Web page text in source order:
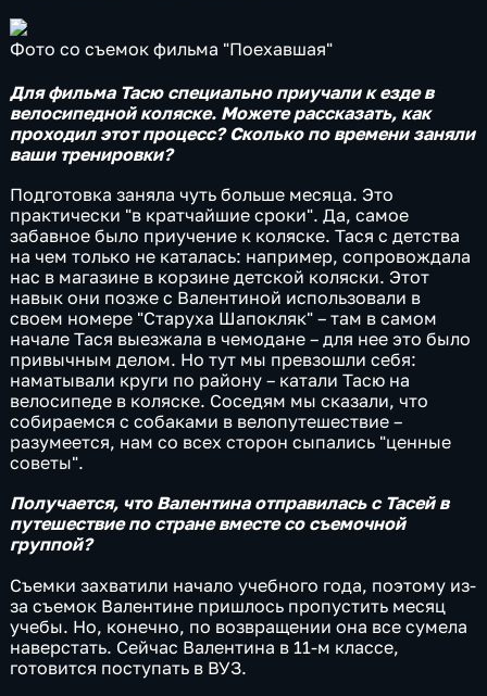
Фото со съемок фильма "Поехавшая"
Для фильма Тасю специально приучали к езде в
велосипедной коляске. Можете рассказать, как
проходил этот процесс? Сколько по времени заняли
ваши тренировки?
Подготовка заняла чуть больше месяца. Это
практически "в кратчайшие сроки". Да, самое
забавное было приучение к коляске. Тася с детства
на чем только не каталась: например, сопровождала
нас в магазине в корзине детской коляски. Этот
навык они позже с Валентиной использовали в
своем номере "Старуха Шапокляк" – там в самом
начале Тася выезжала в чемодане – для нее это было
привычным делом. Но тут мы превзошли себя:
наматывали круги по району – катали Тасю на
велосипеде в коляске. Соседям мы сказали, что
собираемся с собаками в велопутешествие –
разумеется, нам со всех сторон сыпались "ценные
советы".
Получается, что Валентина отправилась с Тасей в
путешествие по стране вместе со съемочной
группой?
Съемки захватили начало учебного года, поэтому из-
за съемок Валентине пришлось пропустить месяц
учебы. Но, конечно, по возвращении она все сумела
наверстать. Сейчас Валентина в 11-м классе,
готовится поступать в ВУЗ.